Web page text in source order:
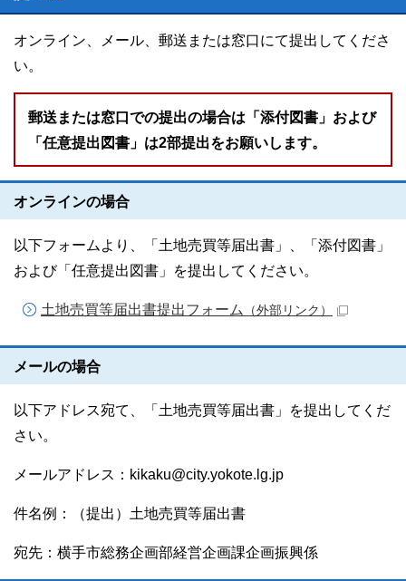
オンライン、メール、郵送または窓口にて提出してくださ
い。
郵送または窓口での提出の場合は「添付図書」および
「任意提出図書」は2部提出をお願いします。
オンラインの場合
以下フォームより、「土地売買等届出書」、「添付図書」
および「任意提出図書」を提出してください。
土地売買等届出書提出フォーム （外部リンク）
メールの場合
以下アドレス宛て、「土地売買等届出書」を提出してくだ
さい。
メールアドレス：kikaku@city.yokote.lg.jp
件名例：（提出）土地売買等届出書
宛先：横手市総務企画部経営企画課企画振興係